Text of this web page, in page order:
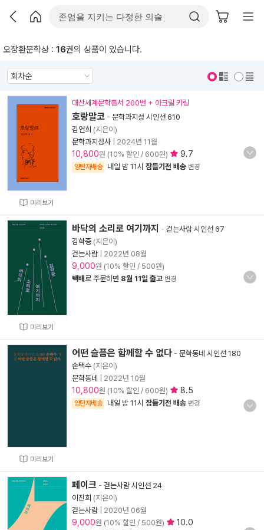
오장환문학상 : 16권의 상품이 있습니다.
미리보기
대산세계문학총서 200번 + 아크릴 키링
호랑말코 - 문학과지성 시인선 610
김언희 (지은이)
문학과지성사
2024년 11월
10,800원 (10% 할인 / 600원) 9.7
양탄자배송 내일 밤 11시 잠들기전 배송 변경
미리보기
바닥의 소리로 여기까지 - 걷는사람 시인선 67
김학중 (지은이)
걷는사람
2022년 08월
9,000원 (10% 할인 / 500원)
택배로 주문하면 8월 11일 출고 변경
미리보기
어떤 슬픔은 함께할 수 없다 - 문학동네 시인선 180
손택수 (지은이)
문학동네
2022년 10월
10,800원 (10% 할인 / 600원) 8.5
양탄자배송 내일 밤 11시 잠들기전 배송 변경
페이크 - 걷는사람 시인선 24
이진희 (지은이)
걷는사람
2020년 06월
9,000원 (10% 할인 / 500원) 10.0